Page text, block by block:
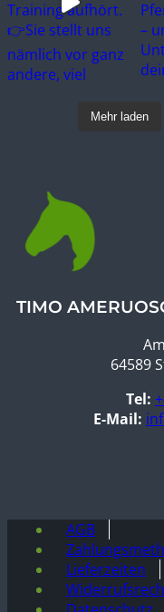
Mehr laden
TIMO
64589
Tel:
E-Mail:
AGB
Lieferzeiten